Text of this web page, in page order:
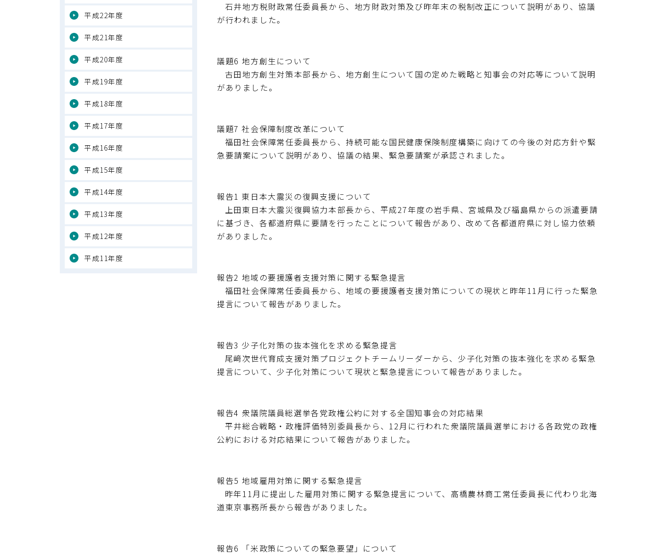
石井地方税財政常任委員長から、地方財政対策及び昨年末の税制改正について説明があり、協議
が行われました。
議題6 地方創生について
古田地方創生対策本部長から、地方創生について国の定めた戦略と知事会の対応等について説明
がありました。
議題7 社会保障制度改革について
福田社会保障常任委員長から、持続可能な国民健康保険制度構築に向けての今後の対応方針や緊
急要請案について説明があり、協議の結果、緊急要請案が承認されました。
報告1 東日本大震災の復興支援について
上田東日本大震災復興協力本部長から、平成27年度の岩手県、宮城県及び福島県からの派遣要請
に基づき、各都道府県に要請を行ったことについて報告があり、改めて各都道府県に対し協力依頼
がありました。
報告2 地域の要援護者支援対策に関する緊急提言
福田社会保障常任委員長から、地域の要援護者支援対策についての現状と昨年11月に行った緊急
提言について報告がありました。
報告3 少子化対策の抜本強化を求める緊急提言
尾﨑次世代育成支援対策プロジェクトチームリーダーから、少子化対策の抜本強化を求める緊急
提言について、少子化対策について現状と緊急提言について報告がありました。
報告4 衆議院議員総選挙各党政権公約に対する全国知事会の対応結果
平井総合戦略・政権評価特別委員長から、12月に行われた衆議院議員選挙における各政党の政権
公約における対応結果について報告がありました。
報告5 地域雇用対策に関する緊急提言
昨年11月に提出した雇用対策に関する緊急提言について、高橋農林商工常任委員長に代わり北海
道東京事務所長から報告がありました。
報告6 「米政策についての緊急要望」について
平成22年度
平成21年度
平成20年度
平成19年度
平成18年度
平成17年度
平成16年度
平成15年度
平成14年度
平成13年度
平成12年度
平成11年度